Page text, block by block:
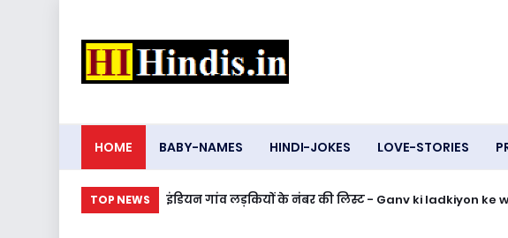
HOME BABY-NAMES HINDI-JOKES LOVE-STORIES
TOP NEWS इंडियन गांव लड़कियों के नंबर की लिस्ट - Ganv ki ladkiyon